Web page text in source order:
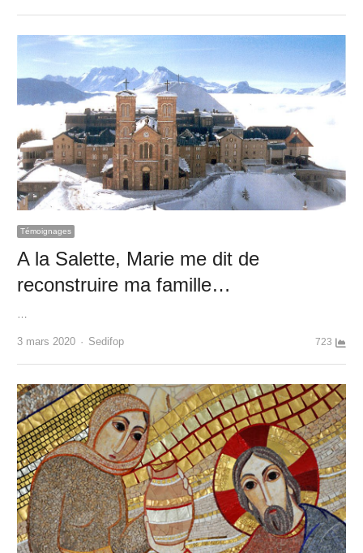
Témoignages
A la Salette, Marie me dit de
reconstruire ma famille…
3 mars 2020 Author
Sedifop 723